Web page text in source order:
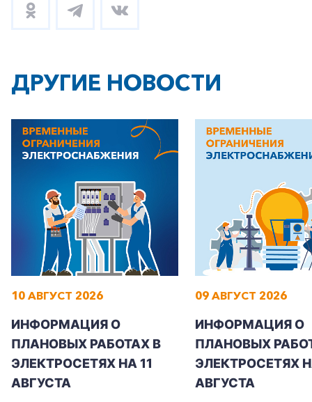
+7-800-700-24-57
Заказать обратный звонок
Частным клиентам
Корпоративным клиентам
ДРУГИЕ НОВОСТИ
10 АВГУСТ 2026
ИНФОРМАЦИЯ О
ПЛАНОВЫХ РАБОТАХ В
ЭЛЕКТРОСЕТЯХ НА 11
АВГУСТА
09 АВГУСТ 2026
ИНФОРМАЦИЯ О
ПЛАНОВЫХ
ЭЛЕКТРОСЕТЯХ
АВГУСТА